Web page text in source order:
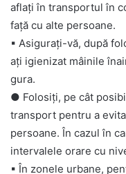
aflați în transportul în
față cu alte persoane.
▪ Asigurați-vă, după
ați igienizat mâinile
gura.
● Folosiți, pe cât
transport pentru a
persoane. În cazul în
intervalele orare cu
▪ În zonele urbane,